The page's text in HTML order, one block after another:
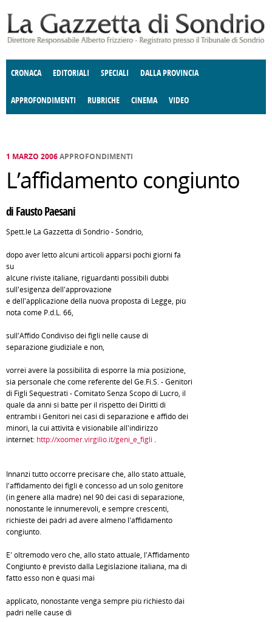
CRONACA EDITORIALI SPECIALI DALLA PROVINCIA
APPROFONDIMENTI
E SPETTACOLI POLITICA
RUBRICHE
DELLE IDEE FATTI DELLO SPIRITO
CINEMA VIDEO
1 MARZO 2006APPROFONDIMENTI
L’affidamento congiunto
di Fausto Paesani
Spett.le La Gazzetta di Sondrio - Sondrio,
dopo aver letto alcuni articoli apparsi pochi giorni fa
su
alcune riviste italiane, riguardanti possibili dubbi
sull'esigenza dell'approvazione
e dell'applicazione della nuova proposta di Legge, più
nota come P.d.L. 66,
sull'Affido Condiviso dei figli nelle cause di
separazione giudiziale e non,
vorrei avere la possibilità di esporre la mia posizione,
sia personale che come referente del Ge.Fi.S. - Genitori
di Figli Sequestrati - Comitato Senza Scopo di Lucro, il
quale da anni si batte per il rispetto dei Diritti di
entrambi i Genitori nei casi di separazione e affido dei
minori, la cui attività è visionabile all'indirizzo
internet: http://xoomer.virgilio.it/geni_e_figli .
Innanzi tutto occorre precisare che, allo stato attuale,
l'affidamento dei figli è concesso ad un solo genitore
(in genere alla madre) nel 90 dei casi di separazione,
nonostante le innumerevoli, e sempre crescenti,
richieste dei padri ad avere almeno l'affidamento
congiunto.
E' oltremodo vero che, allo stato attuale, l'Affidamento
Congiunto è previsto dalla Legislazione italiana, ma di
fatto esso non è quasi mai
applicato, nonostante venga sempre più richiesto dai
padri nelle cause di